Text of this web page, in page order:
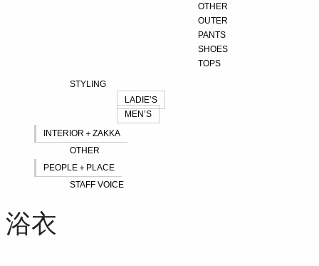
OTHER
OUTER
PANTS
SHOES
TOPS
STYLING
LADIE’S
MEN’S
INTERIOR＋ZAKKA
OTHER
PEOPLE＋PLACE
STAFF VOICE
浴衣